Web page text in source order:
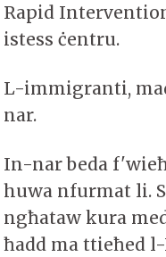
Rapid
istess ċentru.
L-immigranti,
nar.
In-nar beda
huwa nfurmat li.
ngħataw kura
ħadd ma ttieħed